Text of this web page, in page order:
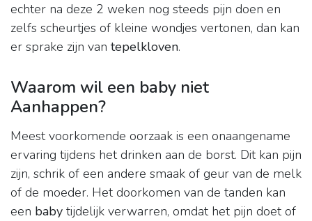
echter na deze 2 weken nog steeds pijn doen en
zelfs scheurtjes of kleine wondjes vertonen, dan kan
er sprake zijn van tepelkloven.
Waarom wil een baby niet
Aanhappen?
Meest voorkomende oorzaak is een onaangename
ervaring tijdens het drinken aan de borst. Dit kan pijn
zijn, schrik of een andere smaak of geur van de melk
of de moeder. Het doorkomen van de tanden kan
een baby tijdelijk verwarren, omdat het pijn doet of